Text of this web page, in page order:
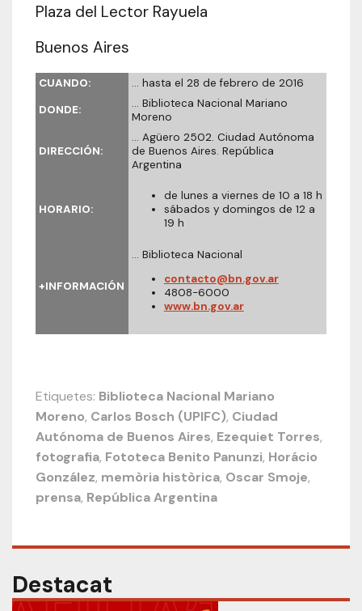
Plaza del Lector Rayuela
Buenos Aires
CUANDO:
… hasta el 28 de febrero de 2016
DONDE:
… Biblioteca Nacional Mariano
Moreno
DIRECCIÓN:
… Agüero 2502. Ciudad Autónoma
de Buenos Aires. República
Argentina
HORARIO:
de lunes a viernes de 10 a 18 h
sábados y domingos de 12 a
19 h
+INFORMACIÓN
… Biblioteca Nacional
contacto@bn.gov.ar
4808-6000
www.bn.gov.ar
Etiquetes: Biblioteca Nacional Mariano
Moreno, Carlos Bosch (UPIFC), Ciudad
Autónoma de Buenos Aires, Ezequiet Torres,
fotografia, Fototeca Benito Panunzi, Horácio
González, memòria històrica, Oscar Smoje,
prensa, República Argentina
Destacat